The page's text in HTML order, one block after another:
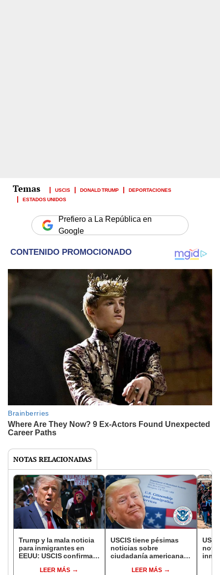
USCIS DONALD TRUMP
DEPORTACIONES
ESTADOS UNIDOS
Prefiero a La República en
Google
NOTAS RELACIONADAS
Trump y la mala noticia
para inmigrantes en
EEUU: USCIS confirma
ser detenidos y
LEER MÁS
USCIS tiene pésimas
noticias sobre
ciudadanía americana:
papeles de inmigrantes
LEER MÁS